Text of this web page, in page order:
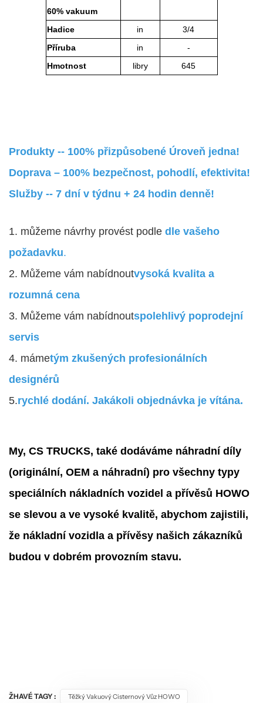
60% vakuum
Hadice in
3/4
Příruba
in
-
Hmotnost
libry 645
Produkty -- 100% přizpůsobené Úroveň jedna!
Doprava – 100% bezpečnost, pohodlí, efektivita!
Služby -- 7 dní v týdnu + 24 hodin denně!
1. můžeme návrhy provést podle dle vašeho
požadavku.
2. Můžeme vám nabídnoutvysoká kvalita a
rozumná cena
3. Můžeme vám nabídnoutspolehlivý poprodejní
servis
4. mámetým zkušených profesionálních
designérů
5.rychlé dodání. Jakákoli objednávka je vítána.
My, CS TRUCKS, také dodáváme náhradní díly
(originální, OEM a náhradní) pro všechny typy
speciálních nákladních vozidel a přívěsů HOWO
se slevou a ve vysoké kvalitě, abychom zajistili,
že nákladní vozidla a přívěsy našich zákazníků
budou v dobrém provozním stavu.
ŽHAVÉ TAGY : Těžký Vakuový Cisternový Vůz HOWO